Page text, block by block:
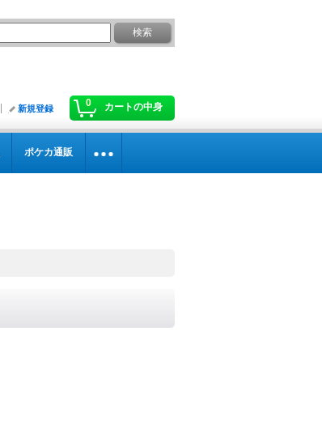
0 カートの中身
新規登録
ポケカ通販